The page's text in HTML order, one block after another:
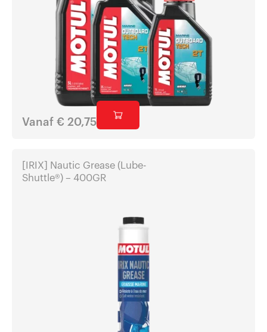
Vanaf € 20,75
[IRIX] Nautic Grease (Lube-
Shuttle®) – 400GR